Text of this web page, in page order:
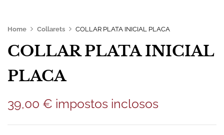
Home Collarets COLLAR PLATA INICIAL PLACA
COLLAR PLATA INICIAL
PLACA
39,00 € impostos inclosos